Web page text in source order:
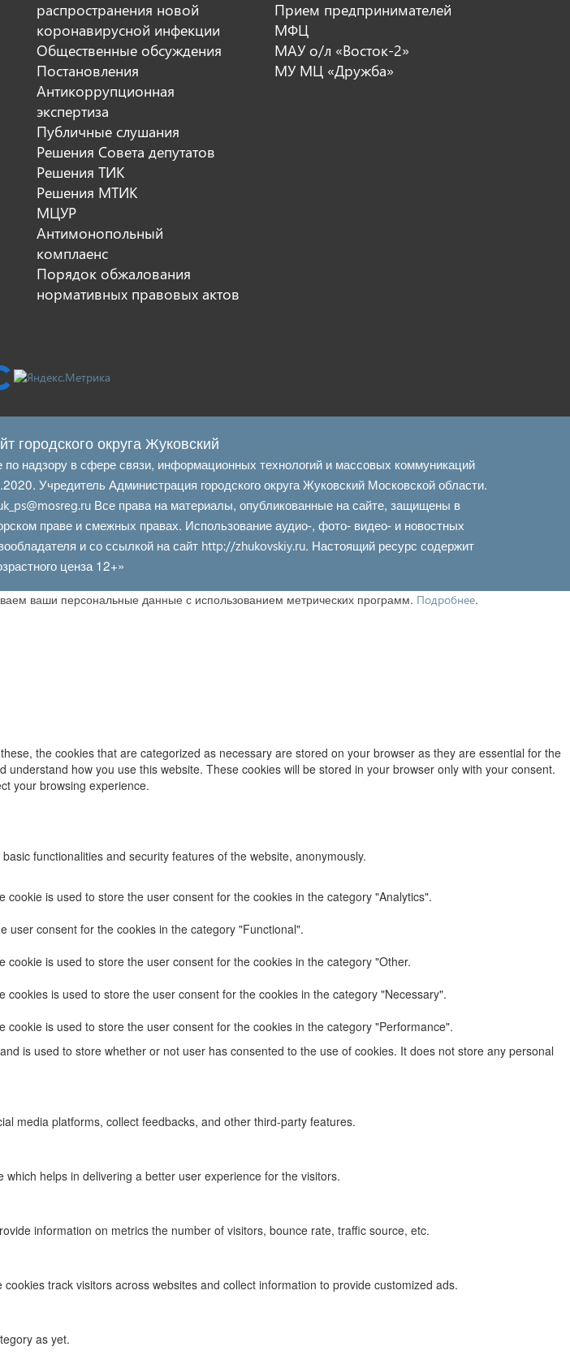
распространения новой
коронавирусной инфекции
Общественные обсуждения
Постановления
Антикоррупционная
экспертиза
Публичные слушания
Решения Совета депутатов
Решения ТИК
Решения МТИК
МЦУР
Антимонопольный
комплаенс
Порядок обжалования
нормативных правовых актов
Прием предпринимателей
МФЦ
МАУ о/л «Восток-2»
МУ МЦ «Дружба»
городского округа Жуковский
надзору в сфере связи, информационных технологий и массовых коммуникаций
Учредитель Администрация городского округа Жуковский Московской области.
Все права на материалы, опубликованные на сайте, защищены в
праве и смежных правах. Использование аудио-, фото- видео- и новостных
и со ссылкой на сайт http://zhukovskiy.ru. Настоящий ресурс содержит
ценза 12+»
ваши персональные данные с использованием метрических программ. Подробнее.
the cookies that are categorized as necessary are stored on your browser as they are essential for the
how you use this website. These cookies will be stored in your browser only with your consent.
your browsing experience.
functionalities and security features of the website, anonymously.
is used to store the user consent for the cookies in the category "Analytics".
user consent for the cookies in the category "Functional".
is used to store the user consent for the cookies in the category "Other.
is used to store the user consent for the cookies in the category "Necessary".
cookie is used to store the user consent for the cookies in the category "Performance".
is used to store whether or not user has consented to the use of cookies. It does not store any personal
media platforms, collect feedbacks, and other third-party features.
helps in delivering a better user experience for the visitors.
information on metrics the number of visitors, bounce rate, traffic source, etc.
track visitors across websites and collect information to provide customized ads.
as yet.